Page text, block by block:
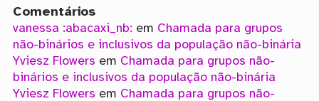
Comentários
vanessa :abacaxi_nb: em Chamada para grupos
não-binários e inclusivos da população não-binária
Yviesz Flowers em Chamada para grupos não-
binários e inclusivos da população não-binária
Yviesz Flowers em Chamada para grupos não-